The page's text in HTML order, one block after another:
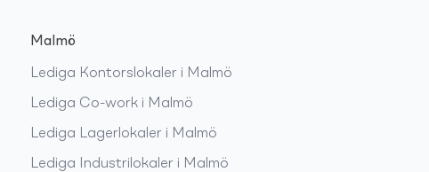
Malmö
Lediga Kontorslokaler i Malmö
Lediga Co-work i Malmö
Lediga Lagerlokaler i Malmö
Lediga Industrilokaler i Malmö